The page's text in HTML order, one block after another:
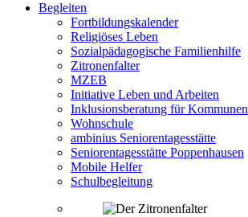
Begleiten
Fortbildungskalender
Religiöses Leben
Sozialpädagogische Familienhilfe
Zitronenfalter
MZEB
Initiative Leben und Arbeiten
Inklusionsberatung für Kommunen
Wohnschule
ambinius Seniorentagesstätte
Seniorentagesstätte Poppenhausen
Mobile Helfer
Schulbegleitung